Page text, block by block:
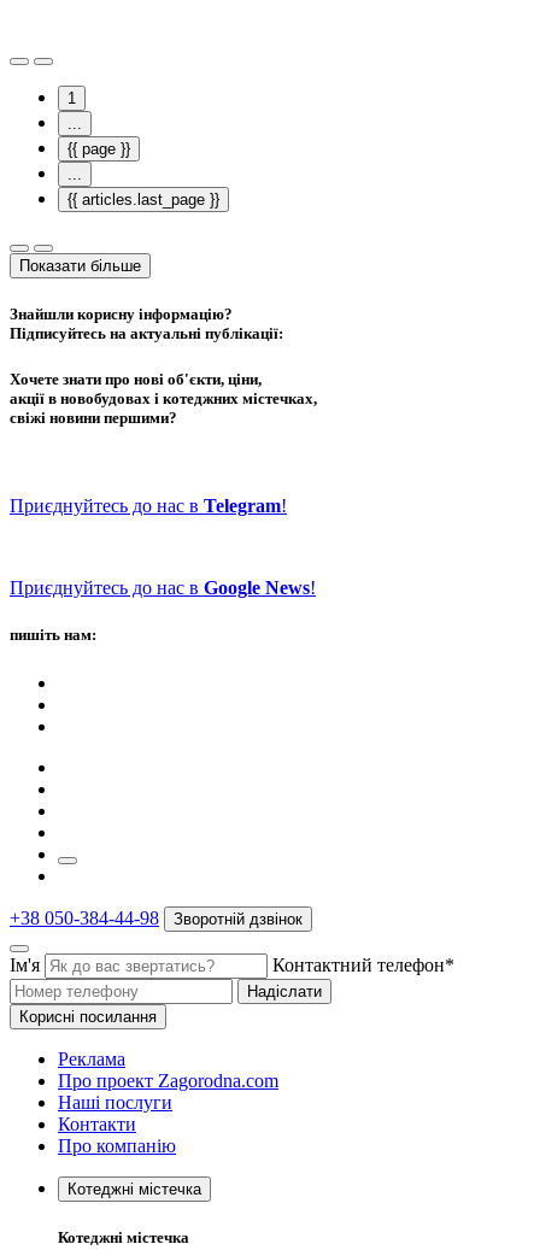
1
{{ page }}
{{ articles.last_page }}
Показати більше
Знайшли корисну інформацію?
Підписуйтесь на актуальні публікації:
Хочете знати про нові об'єкти, ціни,
акції в новобудовах і котеджних містечках,
свіжі новини першими?
Приєднуйтесь до нас в Telegram!
Приєднуйтесь до нас в Google News!
пишіть нам:
+38 050-384-44-98 Зворотній дзвінок
Ім'я Контактний телефон*
Надіслати
Корисні посилання
Реклама
Про проект Zagorodna.com
Наші послуги
Контакти
Про компанію
Котеджні містечка
Котеджні містечка